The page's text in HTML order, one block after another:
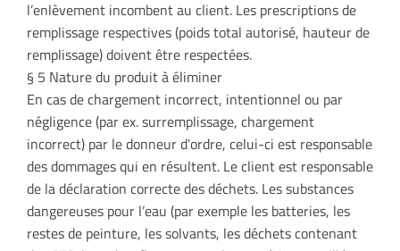
l’enlèvement incombent au client. Les prescriptions de
remplissage respectives (poids total autorisé, hauteur de
remplissage) doivent être respectées.
§ 5 Nature du produit à éliminer
En cas de chargement incorrect, intentionnel ou par
négligence (par ex. surremplissage, chargement
incorrect) par le donneur d’ordre, celui-ci est responsable
des dommages qui en résultent. Le client est responsable
de la déclaration correcte des déchets. Les substances
dangereuses pour l’eau (par exemple les batteries, les
restes de peinture, les solvants, les déchets contenant